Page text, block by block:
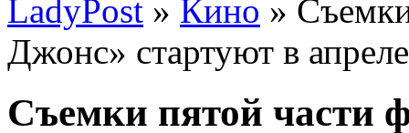
LadyPost » Кино »
Джонс» стартуют в
Съемки пятой части